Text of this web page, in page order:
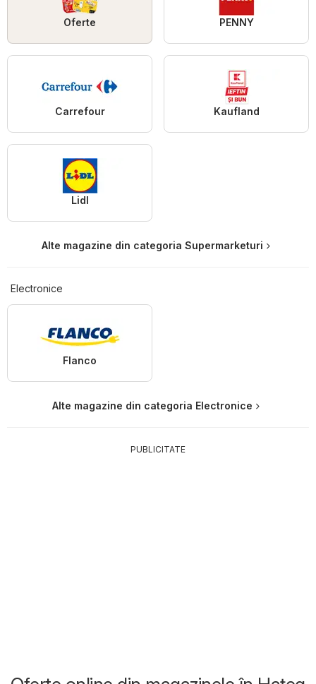
Oferte PENNY
Carrefour Kaufland
Lidl
Alte magazine din categoria Supermarketuri
Electronice
Flanco
Alte magazine din categoria Electronice
PUBLICITATE